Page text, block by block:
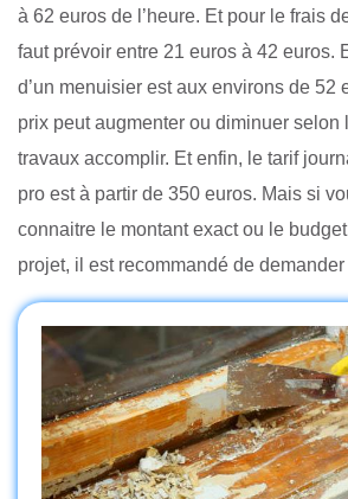
à 62 euros de l’heure. Et pour le frais
faut prévoir entre 21 euros à 42 euros.
d’un menuisier est aux environs de 52
prix peut augmenter ou diminuer selon
travaux accomplir. Et enfin, le tarif
pro est à partir de 350 euros. Mais si
connaitre le montant exact ou le
projet, il est recommandé de